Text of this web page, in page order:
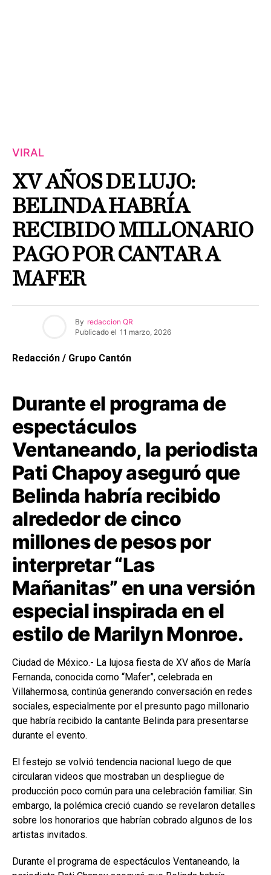
VIRAL
XV AÑOS DE LUJO:
BELINDA HABRÍA
RECIBIDO MILLONARIO
PAGO POR CANTAR A
MAFER
By redaccion QR
Publicado el 11 marzo, 2026
Redacción / Grupo Cantón
Durante el programa de
espectáculos
Ventaneando, la periodista
Pati Chapoy aseguró que
Belinda habría recibido
alrededor de cinco
millones de pesos por
interpretar “Las
Mañanitas” en una versión
especial inspirada en el
estilo de Marilyn Monroe.
Ciudad de México.- La lujosa fiesta de XV años de María
Fernanda, conocida como “Mafer”, celebrada en
Villahermosa, continúa generando conversación en redes
sociales, especialmente por el presunto pago millonario
que habría recibido la cantante Belinda para presentarse
durante el evento.
El festejo se volvió tendencia nacional luego de que
circularan videos que mostraban un despliegue de
producción poco común para una celebración familiar. Sin
embargo, la polémica creció cuando se revelaron detalles
sobre los honorarios que habrían cobrado algunos de los
artistas invitados.
Durante el programa de espectáculos Ventaneando, la